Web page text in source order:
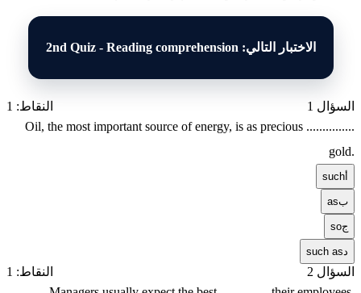
الاختبار التالي: 2nd Quiz - Reading comprehension
السؤال 1
النقاط: 1
Oil, the most important source of energy, is as precious ...............
gold.
such
بas
جso
such as
السؤال 2
النقاط: 1